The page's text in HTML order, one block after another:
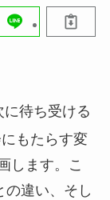
待ち受ける
もたらす変
します。こ
の違い、そし